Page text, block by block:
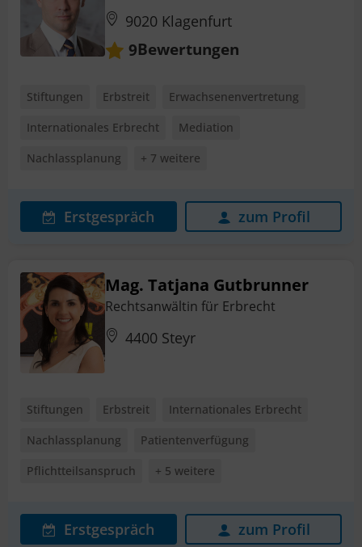
9020 Klagenfurt
9Bewertungen
Stiftungen Erbstreit
Erwachsenenvertretung
Internationales Erbrecht
Mediation
Nachlassplanung
+ 7 weitere
Erstgespräch zum Profil
Mag. Tatjana Gutbrunner
Rechtsanwältin für Erbrecht
4400 Steyr
Stiftungen Erbstreit
Internationales Erbrecht
Nachlassplanung
Patientenverfügung
Pflichtteilsanspruch
+ 5 weitere
Erstgespräch zum Profil